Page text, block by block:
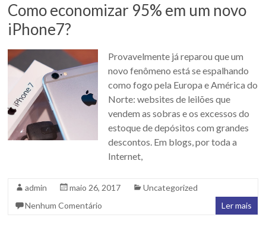
Como economizar 95% em um novo
iPhone7?
Provavelmente já reparou que um
novo fenômeno está se espalhando
como fogo pela Europa e América do
Norte: websites de leilões que
vendem as sobras e os excessos do
estoque de depósitos com grandes
descontos. Em blogs, por toda a
Internet,
admin maio 26, 2017
Uncategorized
Nenhum Comentário
Ler mais